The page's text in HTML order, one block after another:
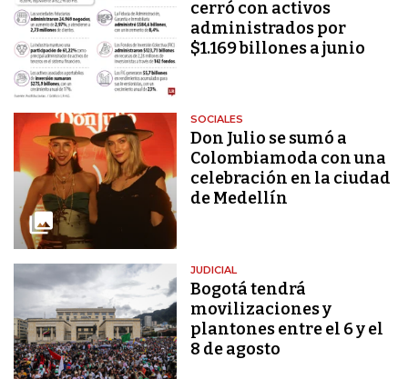
cerró con activos
administrados por
$1.169 billones a junio
SOCIALES
Don Julio se sumó a
Colombiamoda con una
celebración en la ciudad
de Medellín
JUDICIAL
Bogotá tendrá
movilizaciones y
plantones entre el 6 y el
8 de agosto